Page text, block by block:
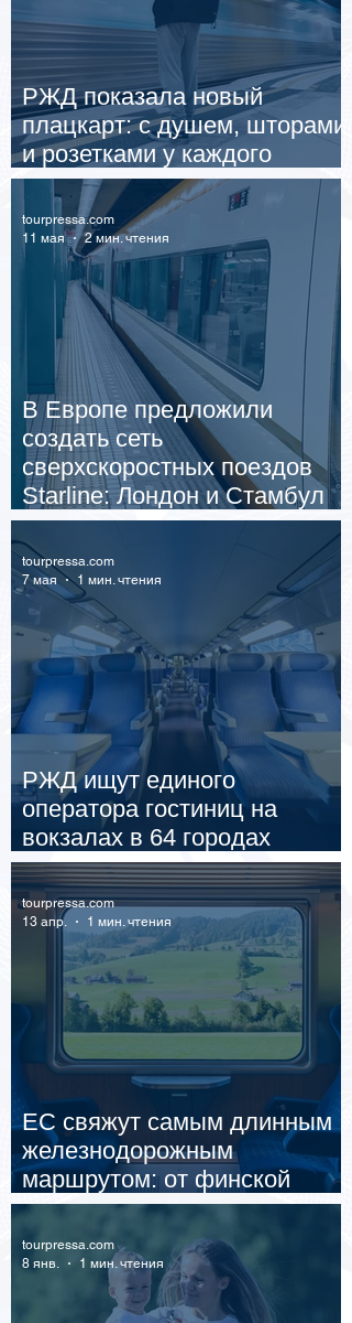
РЖД показала новый
плацкарт: с душем, шторами
и розетками у каждого
пассажира
В Европе предложили
создать сеть
сверхскоростных поездов
Starline: Лондон и Стамбул
могут связать к 2040 году
tourpressa.com
11 мая
2 мин. чтения
РЖД ищут единого
оператора гостиниц на
вокзалах в 64 городах
России
tourpressa.com
7 мая
1 мин. чтения
ЕС свяжут самым длинным
железнодорожным
маршрутом: от финской
Лапландии до Португалии
tourpressa.com
13 апр.
1 мин. чтения
tourpressa.com
8 янв.
1 мин. чтения